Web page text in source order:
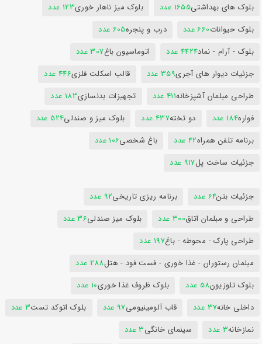
بلوک های بهداشتی1655 عدد بلوک میز ناهار خوری123 عدد
بلوک حیوانات660 عدد درب و پنجره605 عدد
بلوک - آرام - نماد4424 عدد اتوماسیون باغ307 عدد
جزئیات دیوار های آجری359 عدد قالب اسکلت فلزی446 عدد
طراحی مبلمان آشپزخانه411 عدد تجهیزات بدنسازی183 عدد
فواره184 عدد دو تخته437 عدد بلوک میز و صندلی524 عدد
برنامه تلفن همراه42 عدد باغ شخصی106 عدد
جزئیات ساخت پل917 عدد
جزئیات بتن64 عدد برنامه ریزی تاریخی92 عدد
طراحی و مبلمان اتاق300 عدد بلوک میز صندلی36 عدد
طراحی پارک - محوطه - باغ197 عدد
مبلمان رستوران - غذا خوری - فست فود - هتل288 عدد
بلوک تلوزیون58 عدد بلوک ظروف غذا خوری10 عدد
داخلی خانه37 عدد قاب آلومینیومی97 عدد بلوک اتوکد تست3 عدد
نمازخانه3 عدد سینمای خانگی3 عدد